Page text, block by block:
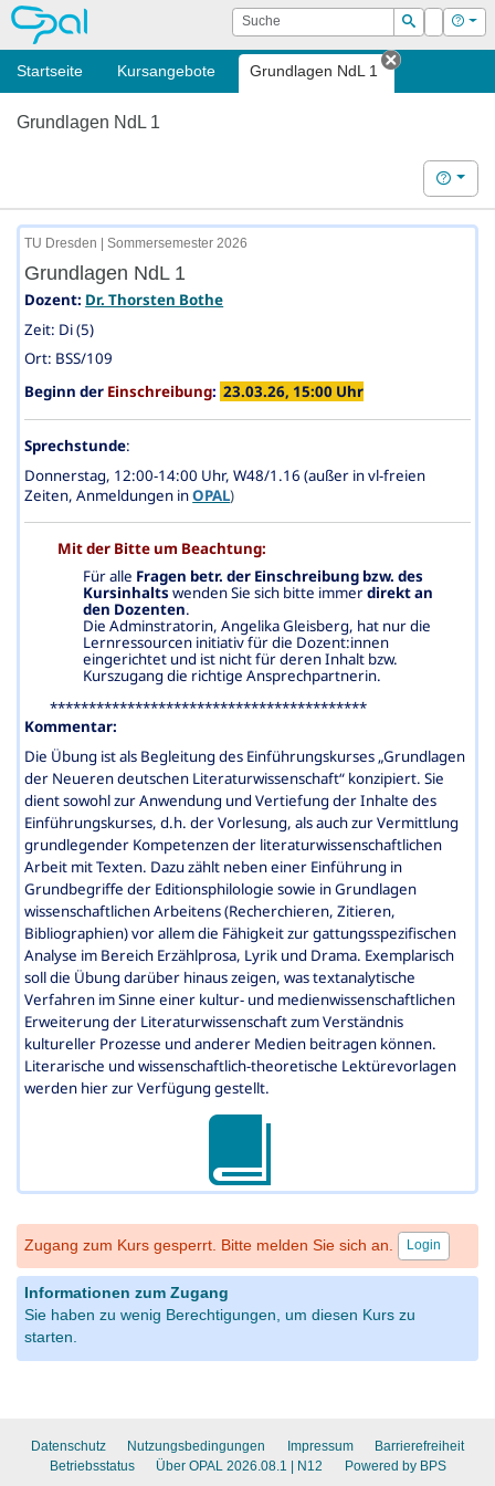
OPAL Suche
Suchen
Login Hilfe
Startseite Kursangebote Grundlagen NdL 1
Tab
Grundlagen NdL 1
Hilfe
TU Dresden | Sommersemester 2026
Grundlagen NdL 1
Dozent: Dr. Thorsten Bothe
Zeit: Di (5)
Ort: BSS/109
Beginn der Einschreibung: 23.03.26, 15:00 Uhr
Sprechstunde:
Donnerstag, 12:00-14:00 Uhr,W48/1.16 (außer in vl-freien
Zeiten, Anmeldungen inOPAL)
Mit der Bitte um Beachtung:
Für alle Fragen betr. der Einschreibung bzw. des
Kursinhalts wenden Sie sich bitte immerdirekt an
den Dozenten.
Die Adminstratorin, Angelika Gleisberg, hat nur die
Lernressourcen initiativ für die Dozent:innen
eingerichtet und ist nicht für deren Inhalt bzw.
Kurszugang die richtige Ansprechpartnerin.
*****************************************
Kommentar:
Die Übung ist als Begleitung des Einführungskurses „Grundlagen
der Neueren deutschen Literaturwissenschaft“ konzipiert. Sie
dient sowohl zur Anwendung und Vertiefung der Inhalte des
Einführungskurses, d.h. der Vorlesung, als auch zur Vermittlung
grundlegender Kompetenzen der literaturwissenschaftlichen
Arbeit mit Texten. Dazu zählt neben einer Einführung in
Grundbegriffe der Editionsphilologie sowie in Grundlagen
wissenschaftlichen Arbeitens (Recherchieren, Zitieren,
Bibliographien) vor allem die Fähigkeit zur gattungsspezifischen
Analyse im Bereich Erzählprosa, Lyrik und Drama. Exemplarisch
soll die Übung darüber hinaus zeigen, was textanalytische
Verfahren im Sinne einer kultur- und medienwissenschaftlichen
Erweiterung der Literaturwissenschaft zum Verständnis
kultureller Prozesse und anderer Medien beitragen können.
Literarische und wissenschaftlich-theoretische Lektürevorlagen
werden hier zur Verfügung gestellt.
Zugang zum Kurs gesperrt. Bitte melden Sie sich an. Login
Informationen zum Zugang
Sie haben zu wenig Berechtigungen, um diesen Kurs zu
starten.
Datenschutz Nutzungsbedingungen Impressum
Barrierefreiheit
Betriebsstatus
Über OPAL 2026.08.1 | N12 Powered by BPS